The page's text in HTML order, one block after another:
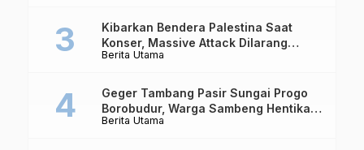
Berita Utama
Kibarkan Bendera Palestina Saat
Konser, Massive Attack Dilarang
Masuk Singapura Lagi
Berita Utama
Geger Tambang Pasir Sungai Progo
Borobudur, Warga Sambeng Hentikan
Alat Berat dan Usir Truk